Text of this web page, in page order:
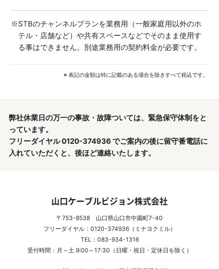
STBのチャンネルプランを業務用（一般家庭用以外のホ
テル・店舗など）や共有スペースなどでそのまま使用す
る事はできません。別途業務用の契約料金が必要です。
※ 表記の金額は特に記載のある場合を除きすべて税込です。
弊社休業日の万一の事故・故障ついては、緊急保守体制をと
っています。
フリーダイヤル 0120-374936 でご案内の後に留守番電話に
入れていただくと、後ほど連絡いたします。
山口ケーブルビジョン株式会社
〒753-8538 山口県山口市中園町7-40
フリーダイヤル：0120-374936（ミナヨクミル）
TEL：083-934-1316
受付時間：月～土 9:00～17:30（日曜・祝日・定休日を除く）